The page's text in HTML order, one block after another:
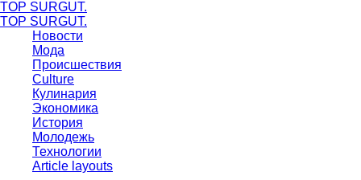
TOP SURGUT.
TOP SURGUT.
Новости
Мода
Происшествия
Culture
Кулинария
Экономика
История
Молодежь
Технологии
Article layouts